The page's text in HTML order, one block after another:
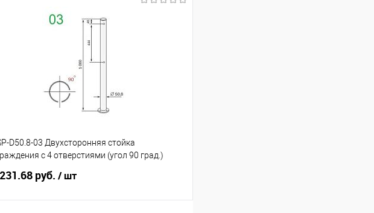
D50.8-03 Двухсторонняя стойка
c 4 отверстиями (угол 90 град.)
руб. / шт